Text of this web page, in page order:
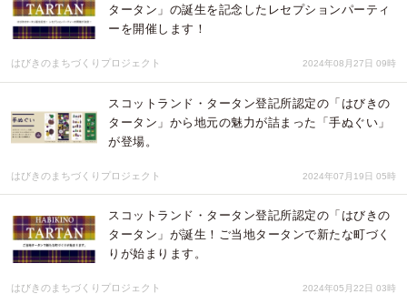
タータン」の誕生を記念したレセプションパーティ
ーを開催します！
はびきのまちづくりプロジェクト 2024年08月27日 09時
スコットランド・タータン登記所認定の「はびきの
タータン」から地元の魅力が詰まった「手ぬぐい」
が登場。
はびきのまちづくりプロジェクト 2024年07月19日 05時
スコットランド・タータン登記所認定の「はびきの
タータン」が誕生！ご当地タータンで新たな町づく
りが始まります。
はびきのまちづくりプロジェクト 2024年05月22日 03時